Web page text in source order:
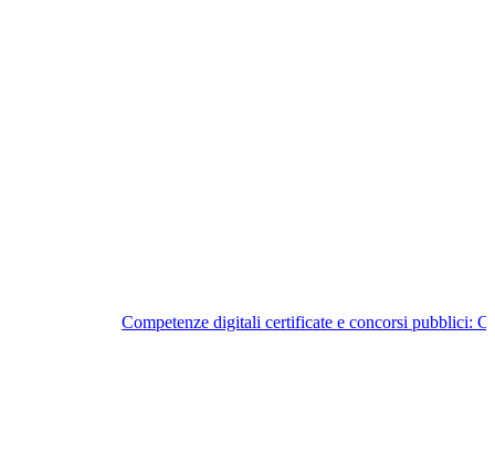
Competenze digitali certificate e concorsi pubblici: